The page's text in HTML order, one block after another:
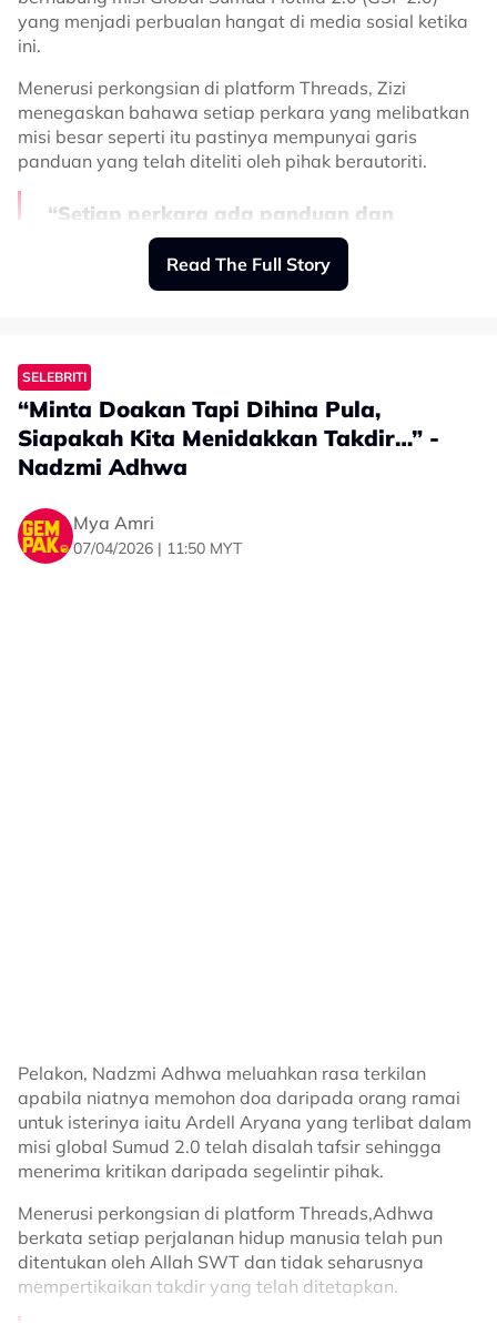
Sekadar info, ini merupakan kali kedua Haroq
Sebelum ini, pada tahun 2025, Haroqs yang menaiki
Kapal Free Willy bersama 22 sukarelawan GSF
Malaysia yang lain pernah diculik tentera Israel ketika
di perairan antarabangsa sebelum dimasukkan ke
penjara
Related Topics
yang menjadi perbualan hangat di media sosial ketika
ini.
Menerusi perkongsian di platform Threads, Zizi
menegaskan bahawa setiap perkara yang melibatkan
misi besar seperti itu pastinya mempunyai garis
panduan yang telah diteliti oleh pihak berautoriti.
“Setiap perkara ada panduan dan
pertimbangannya dan ia telah pun
dijelaskan oleh pihak berautoriti,”
Dalam masa sama, Zizi juga berharap orang ramai
tidak terikut-ikut dengan perbalahan yang boleh
mengganggu fokus utama misi berkenaan.
Sebaliknya, Zizi mengajak semua pihak untuk kembali
solidariti terhadap rakyat Palestin.
“Sekarang, kembalikan fokus kepada
Terdahulu, kumpulan pertama Sumud Nusantara telah
Kuala Lumpur (KLIA) pada 1 April lalu, dengan identiti
peserta dirahsiakan atas faktor keselamatan dan
maslahah lebih besar.
Read The Full Story
SELEBRITI
“Minta Doakan Tapi Dihina Pula,
Siapakah Kita Menidakkan Takdir…” -
Nadzmi Adhwa
Mya Amri
07/04/2026 | 11:50 MYT
Pelakon, Nadzmi Adhwa meluahkan rasa terkilan
apabila niatnya memohon doa daripada orang ramai
untuk isterinya iaitu Ardell Aryana yang terlibat dalam
misi global Sumud 2.0 telah disalah tafsir sehingga
menerima kritikan daripada segelintir pihak.
Menerusi perkongsian di platform Threads,Adhwa
berkata setiap perjalanan hidup manusia telah pun
ditentukan oleh Allah SWT dan tidak seharusnya
mempertikaikan takdir yang telah ditetapkan.